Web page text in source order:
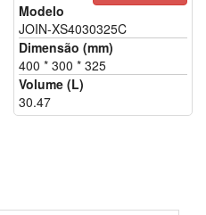
Modelo
JOIN-XS4030325C
Dimensão (mm)
400 * 300 * 325
Volume (L)
30.47